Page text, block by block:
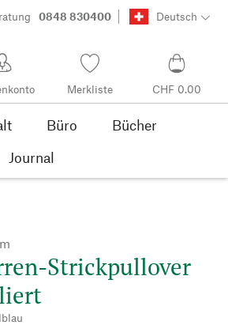
0848 830400 Deutsch
Merkliste CHF 0.00
Büro
Bücher
Journal
Strickpullover